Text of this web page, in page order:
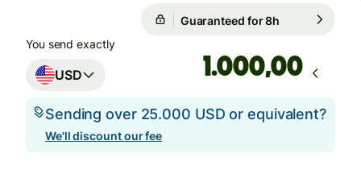
Guaranteed for 8h
You send exactly
USD ,00
Sending over 25.000 USD or equivalent?
We'll discount our fee